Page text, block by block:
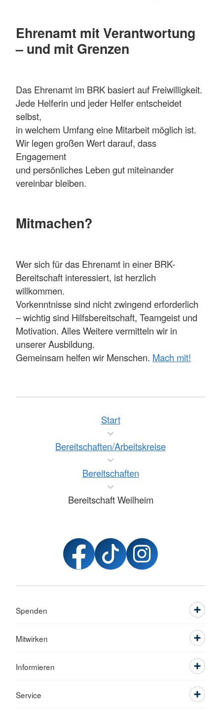
Ehrenamt mit Verantwortung
– und mit Grenzen
Das Ehrenamt im BRK basiert auf Freiwilligkeit.
Jede Helferin und jeder Helfer entscheidet
selbst,
in welchem Umfang eine Mitarbeit möglich ist.
Wir legen großen Wert darauf, dass
Engagement
und persönliches Leben gut miteinander
vereinbar bleiben.
Mitmachen?
Wer sich für das Ehrenamt in einer BRK-
Bereitschaft interessiert, ist herzlich
willkommen.
Vorkenntnisse sind nicht zwingend erforderlich
– wichtig sind Hilfsbereitschaft, Teamgeist und
Motivation. Alles Weitere vermitteln wir in
unserer Ausbildung.
Gemeinsam helfen wir Menschen. Mach mit!
Start
Bereitschaften/Arbeitskreise
Bereitschaften
Bereitschaft Weilheim
Spenden
Mitwirken
Informieren
Service